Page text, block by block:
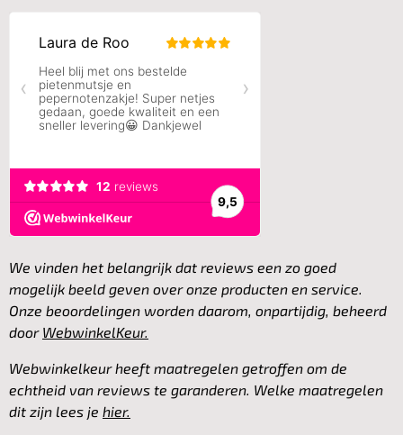
e
b
o
o
t
a
g
r
a
We vinden het belangrijk dat reviews een zo goed
mogelijk beeld geven over onze producten en service.
Onze beoordelingen worden daarom, onpartijdig, beheerd
door WebwinkelKeur.
Webwinkelkeur heeft maatregelen getroffen om de
echtheid van reviews te garanderen. Welke maatregelen
dit zijn lees je hier.